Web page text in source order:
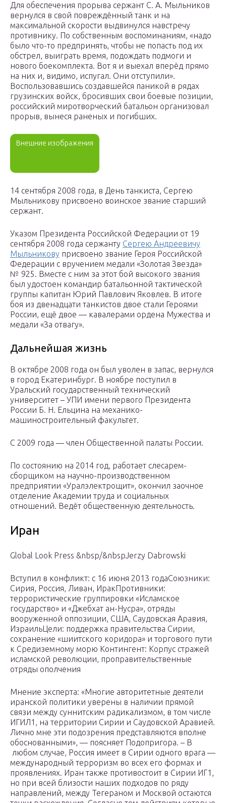
Для обеспечения прорыва сержант С. А. Мыльников
вернулся в свой повреждённый танк и на
максимальной скорости выдвинулся навстречу
противнику. По собственным воспоминаниям, «надо
было что-то предпринять, чтобы не попасть под их
обстрел, выиграть время, подождать подмоги и
нового боекомплекта. Вот я и выехал вперёд прямо
на них и, видимо, испугал. Они отступили».
Воспользовавшись создавшейся паникой в рядах
грузинских войск, бросивших свои боевые позиции,
российский миротворческий батальон организовал
прорыв, вынеся раненых и погибших.
Внешние изображения
14 сентября 2008 года, в День танкиста, Сергею
Мыльникову присвоено воинское звание старший
сержант.
Указом Президента Российской Федерации от 19
сентября 2008 года сержанту Сергею Андреевичу
Мыльникову присвоено звание Героя Российской
Федерации с вручением медали «Золотая Звезда»
№ 925. Вместе с ним за этот бой высокого звания
был удостоен командир батальонной тактической
группы капитан Юрий Павлович Яковлев. В итоге
боя из двенадцати танкистов двое стали Героями
России, ещё двое — кавалерами ордена Мужества и
медали «За отвагу».
Дальнейшая жизнь
В октябре 2008 года он был уволен в запас, вернулся
в город Екатеринбург. В ноябре поступил в
Уральский государственный технический
университет – УПИ имени первого Президента
России Б. Н. Ельцина на механико-
машиностроительный факультет.
С 2009 года — член Общественной палаты России.
По состоянию на 2014 год, работает слесарем-
сборщиком на научно-производственном
предприятии «Уралэлектрощит», окончил заочное
отделение Академии труда и социальных
отношений. Ведёт общественную деятельность.
Иран
Global Look Press &nbsp/&nbspJerzy Dabrowski
Вступил в конфликт: с 16 июня 2013 годаСоюзники:
Сирия, Россия, Ливан, ИракПротивники:
террористические группировки «Исламское
государство» и «Джебхат ан-Нусра», отряды
вооруженной оппозиции, США, Саудовская Аравия,
ИзраильЦели: поддержка правительства Сирии,
сохранение «шиитского коридора» и торгового пути
к Средиземному морю Контингент: Корпус стражей
исламской революции, проправительственные
отряды ополчения
Мнение эксперта: «Многие авторитетные деятели
иранской политики уверены в наличии прямой
связи между суннитским радикализмом, в том числе
ИГИЛ1, на территории Сирии и Саудовской Аравией.
Лично мне эти подозрения представляются вполне
обоснованными», — поясняет Подопригора. – В
любом случае, Россия имеет в Сирии одного врага —
международный терроризм во всех его формах и
проявлениях. Иран также противостоит в Сирии ИГ1,
но при всей близости наших подходов по ряду
направлений, между Тегераном и Москвой остаются